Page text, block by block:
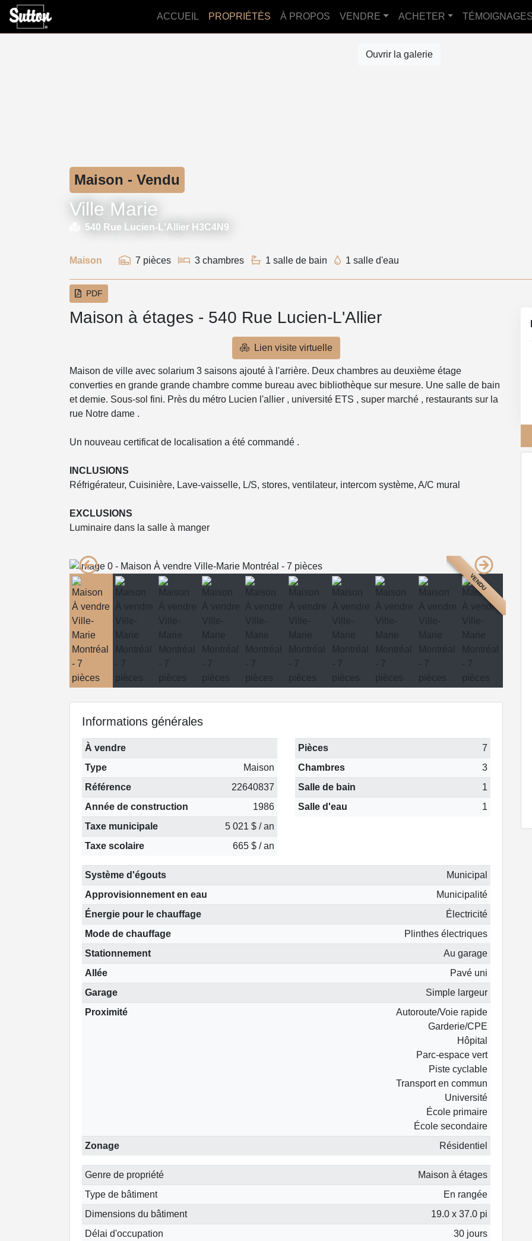
ACCUEIL PROPRIÉTÉS À PROPOS VENDRE ACHETER TÉMOIGNAGES
Ouvrir la galerie
Maison - Vendu
Ville Marie
540 Rue Lucien-L'Allier H3C4N9
Maison 7 pièces 3 chambres 1 salle de bain 1 salle d'eau
PDF
Maison à étages - 540 Rue Lucien-L'Allier
Lien visite virtuelle
Maison de ville avec solarium 3 saisons ajouté à l'arrière. Deux chambres au deuxième étage
converties en grande grande chambre comme bureau avec bibliothèque sur mesure. Une salle de bain
et demie. Sous-sol fini. Près du métro Lucien l'allier , université ETS , super marché , restaurants sur la
rue Notre dame .
Un nouveau certificat de localisation a été commandé .
INCLUSIONS
Réfrigérateur, Cuisinière, Lave-vaisselle, L/S, stores, ventilateur, intercom système, A/C mural
EXCLUSIONS
Luminaire dans la salle à manger
VENDU
Informations générales
À vendre
Type
Maison
Référence
22640837
Année de construction
1986
Taxe municipale
5 021 $ / an
Taxe scolaire
665 $ / an
Pièces
7
Chambres
3
Salle de bain
1
Salle d'eau
1
Système d'égouts
Municipal
Approvisionnement en eau
Municipalité
Énergie pour le chauffage
Électricité
Mode de chauffage
Plinthes électriques
Stationnement
Au garage
Allée
Pavé uni
Garage
Simple largeur
Proximité
Autoroute/Voie rapide
Garderie/CPE
Hôpital
Parc-espace vert
Piste cyclable
Transport en commun
Université
École primaire
École secondaire
Zonage
Résidentiel
Genre de propriété
Maison à étages
Type de bâtiment
En rangée
Dimensions du bâtiment
19.0 x 37.0 pi
Délai d'occupation
30 jours